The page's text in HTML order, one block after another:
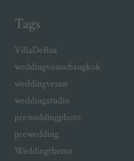
Tags
VillaDeBua
weddingvenuebangkok
weddingvenue
weddingstudio
preweddingphoto
prewedding
Weddingtheme